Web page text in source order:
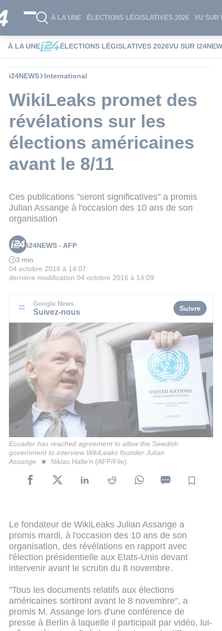
À LA UNE ÉLECTIONS LÉGISLATIVES 2026 VU SUR
À LA UNE ÉLECTIONS LÉGISLATIVES 2026VU SUR
i24NEWS International
WikiLeaks promet des
révélations sur les
élections américaines
avant le 8/11
Ces publications "seront significatives" a promis
Julian Assange à l'occasion des 10 ans de son
organisation
i24NEWS - AFP
3 min
04 octobre 2016 à 14:07
dernière modification 04 octobre 2016 à 14:09
Google News
Suivez-nous Suivre
Ecuador has reached agreement to allow the Swedish
government to interview WikiLeaks founder Julian
Assange
Niklas Halle'n (AFP/File)
Le fondateur de WikiLeaks Julian Assange a
promis mardi, à l'occasion des 10 ans de son
organisation, des révélations en rapport avec
l'élection présidentielle aux Etats-Unis devant
intervenir avant le scrutin du 8 novembre.
"Tous les documents relatifs aux élections
américaines sortiront avant le 8 novembre", a
promis M. Assange lors d'une conférence de
presse à Berlin à laquelle il participait par vidéo, lui-